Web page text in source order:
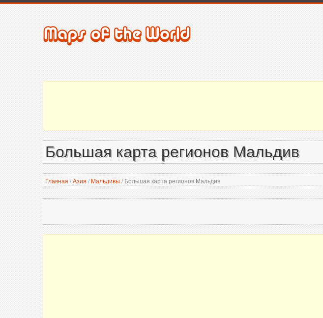
Большая карта регионов Мальдив
Главная /Азия / Мальдивы /Большая карта регионов Мальдив